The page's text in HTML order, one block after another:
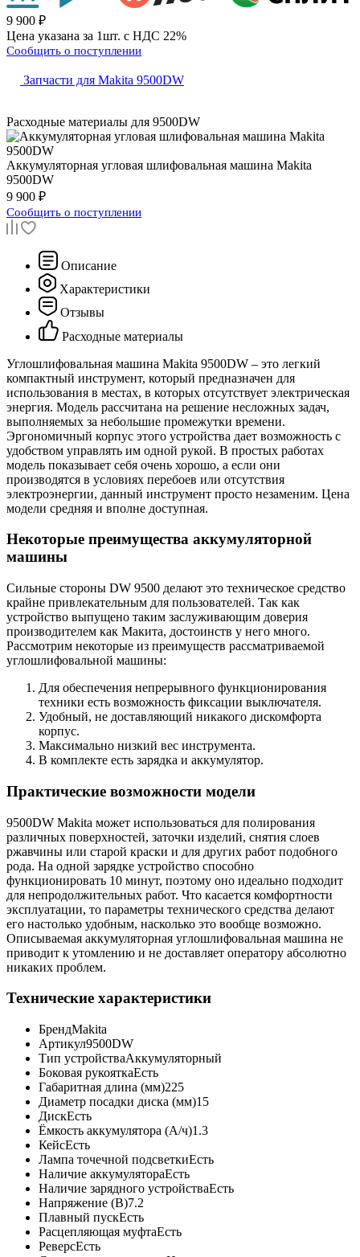
9 900 ₽
Цена указана за 1шт. с НДС 22%
Сообщить о поступлении
Запчасти для Makita 9500DW
Расходные материалы для 9500DW
Аккумуляторная угловая шлифовальная машина Makita
9500DW
9 900 ₽
Сообщить о поступлении
Описание
Характеристики
Отзывы
Расходные материалы
Углошлифовальная машина Makita 9500DW – это легкий
компактный инструмент, который предназначен для
использования в местах, в которых отсутствует электрическая
энергия. Модель рассчитана на решение несложных задач,
выполняемых за небольшие промежутки времени.
Эргономичный корпус этого устройства дает возможность с
удобством управлять им одной рукой. В простых работах
модель показывает себя очень хорошо, а если они
производятся в условиях перебоев или отсутствия
электроэнергии, данный инструмент просто незаменим. Цена
модели средняя и вполне доступная.
Некоторые преимущества аккумуляторной
машины
Сильные стороны DW 9500 делают это техническое средство
крайне привлекательным для пользователей. Так как
устройство выпущено таким заслуживающим доверия
производителем как Макита, достоинств у него много.
Рассмотрим некоторые из преимуществ рассматриваемой
углошлифовальной машины:
Для обеспечения непрерывного функционирования
техники есть возможность фиксации выключателя.
Удобный, не доставляющий никакого дискомфорта
корпус.
Максимально низкий вес инструмента.
В комплекте есть зарядка и аккумулятор.
Практические возможности модели
9500DW Makita может использоваться для полирования
различных поверхностей, заточки изделий, снятия слоев
ржавчины или старой краски и для других работ подобного
рода. На одной зарядке устройство способно
функционировать 10 минут, поэтому оно идеально подходит
для непродолжительных работ. Что касается комфортности
эксплуатации, то параметры технического средства делают
его настолько удобным, насколько это вообще возможно.
Описываемая аккумуляторная углошлифовальная машина не
приводит к утомлению и не доставляет оператору абсолютно
никаких проблем.
Технические характеристики
БрендMakita
Артикул9500DW
Тип устройстваАккумуляторный
Боковая рукояткаЕсть
Габаритная длина (мм)225
Диаметр посадки диска (мм)15
ДискЕсть
Ёмкость аккумулятора (А/ч)1.3
КейсЕсть
Лампа точечной подсветкиЕсть
Наличие аккумулятораЕсть
Наличие зарядного устройстваЕсть
Напряжение (В)7.2
Плавный пускЕсть
Расцепляющая муфтаЕсть
РеверсЕсть